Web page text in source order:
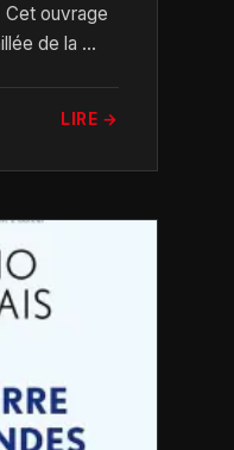
Cet ouvrage
de la ...
LIRE →